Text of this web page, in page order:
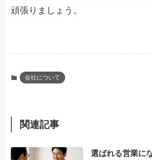
頑張りましょう。
会社について
関連記事
選ばれる営業に